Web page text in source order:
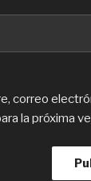
correo
la próxima